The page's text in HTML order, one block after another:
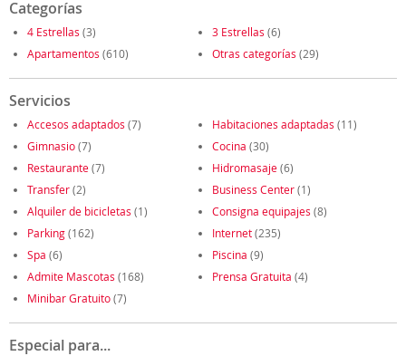
Categorías
4 Estrellas (3) 3 Estrellas (6)
Apartamentos (610) Otras categorías (29)
Servicios
Accesos adaptados (7) Habitaciones adaptadas (11)
Gimnasio(7) Cocina (30)
Restaurante(7) Hidromasaje(6)
Transfer(2) Business Center(1)
Alquiler de bicicletas (1) Consigna equipajes (8)
Parking(162) Internet(235)
Spa (6) Piscina (9)
Admite Mascotas (168) Prensa Gratuita (4)
Minibar Gratuito(7)
Especial para...